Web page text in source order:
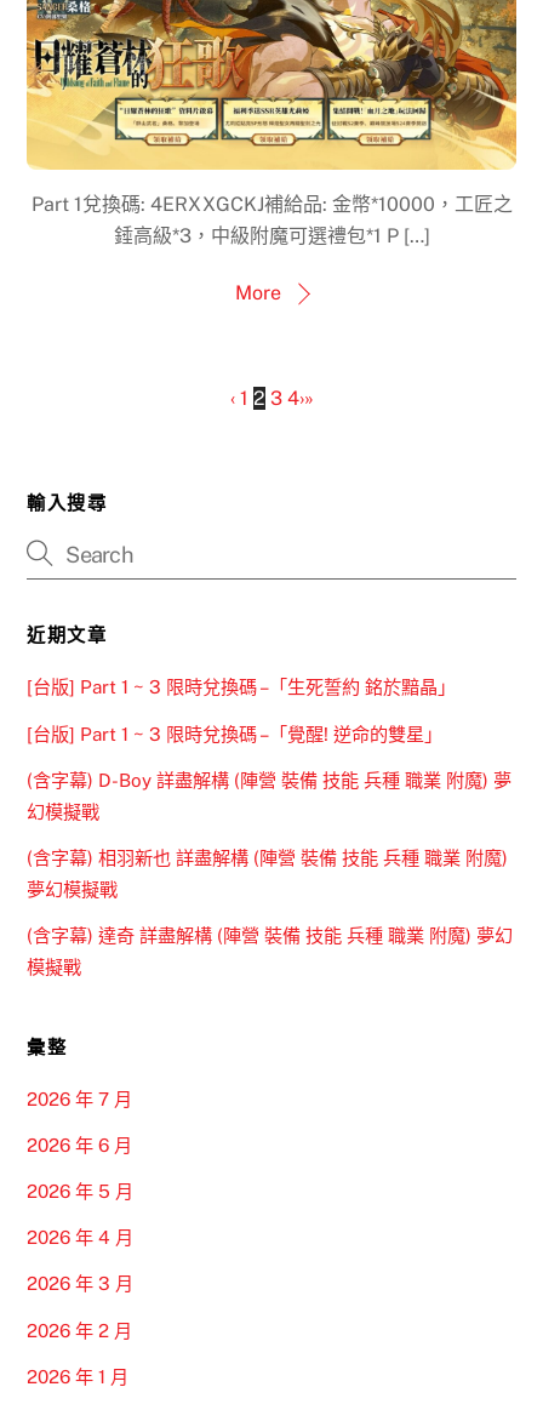
Part 1兌換碼: 4ERXXGCKJ補給品: 金幣*10000，工匠之
錘高級*3，中級附魔可選禮包*1 P […]
More
‹ 1 2 3 4›»
輸入搜尋
近期文章
[台版] Part 1 ~ 3 限時兌換碼 –「生死誓約 銘於黯晶」
[台版] Part 1 ~ 3 限時兌換碼 –「覺醒! 逆命的雙星」
(含字幕) D-Boy 詳盡解構 (陣營 裝備 技能 兵種 職業 附魔) 夢
幻模擬戰
(含字幕) 相羽新也 詳盡解構 (陣營 裝備 技能 兵種 職業 附魔)
夢幻模擬戰
(含字幕) 達奇 詳盡解構 (陣營 裝備 技能 兵種 職業 附魔) 夢幻
模擬戰
彙整
2026 年 7 月
2026 年 6 月
2026 年 5 月
2026 年 4 月
2026 年 3 月
2026 年 2 月
2026 年 1 月